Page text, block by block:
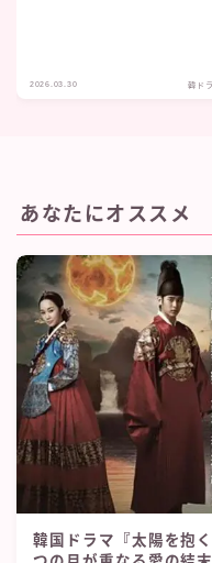
2026.03.30 韓ド
あなたにオススメ
韓国ドラマ『太陽を抱
新作が続々
エロ無料